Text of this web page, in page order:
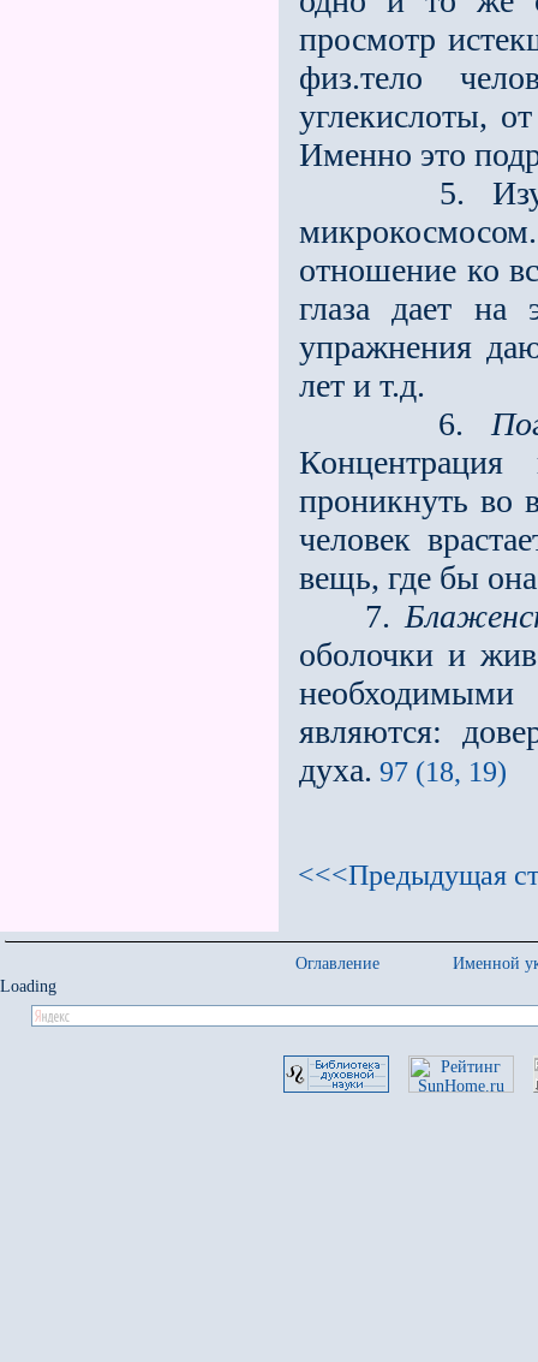
просмотр
физ.тело
углекислоты,
Именно это
5.
отношение ко
глаза дает на
упражнения
лет и т.д.
6.
проникнуть во
человек
вещь, где бы
7.
оболочки и
являются:
духа. 97 (18, 19)
<<<Предыдущая
Оглавление
Именной
Loading